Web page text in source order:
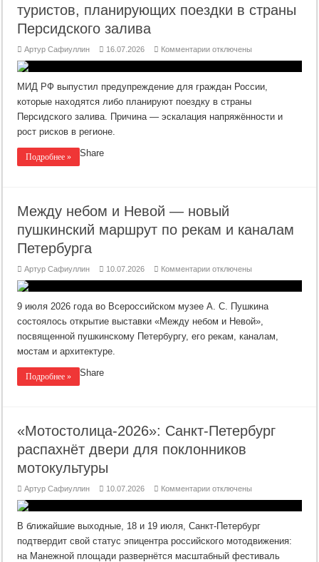
туристов, планирующих поездки в страны
Персидского залива
Артур Сафиуллин 16.07.2026 Комментариик
рекомендации
российских
туристов,
планирующих
поездки
отключены
МИД РФ выпустил предупреждение для граждан России,
которые находятся либо планируют поездку в страны
Персидского залива. Причина — эскалация напряжённости и
рост рисков в регионе.
Подробнее » Share
Между небом и Невой — новый
пушкинский маршрут по рекам и каналам
Петербурга
Артур Сафиуллин 10.07.2026 Комментариик
небом
и
Невой
—
пушкинский
отключены
9 июля 2026 года во Всероссийском музее А. С. Пушкина
состоялось открытие выставки «Между небом и Невой»,
посвященной пушкинскому Петербургу, его рекам, каналам,
мостам и архитектуре.
Подробнее » Share
«Мотостолица‑2026»: Санкт‑Петербург
распахнёт двери для поклонников
мотокультуры
Артур Сафиуллин 10.07.2026 Комментариик
Санкт‑Петербург
распахнёт
двери
для
поклонников
мотокультуры
отключены
В ближайшие выходные, 18 и 19 июля, Санкт‑Петербург
подтвердит свой статус эпицентра российского мотодвижения:
на Манежной площади развернётся масштабный фестиваль